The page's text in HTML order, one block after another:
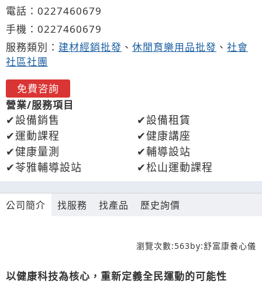
電話： 0227460679
手機： 0227460679
服務類別： 建材經銷批發 、 休閒育樂用品批發 、 社會
社區社團
免費咨詢
營業/服務項目
設備銷售
設備租賃
運動課程
健康講座
健康量測
輔導設站
苓雅輔導設站
松山運動課程
公司簡介 找服務 找產品 歷史詢價
瀏覽次數:563by:舒富康養心儀
以健康科技為核心，重新定義全民運動的可能性